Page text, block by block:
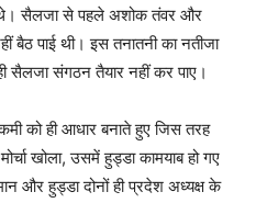
सैलजा से पहले अशोक तंवर और
बैठ पाई थी। इस तनातनी का नतीजा
संगठन तैयार नहीं कर पाए।
को ही आधार बनाते हुए जिस तरह
खोला, उसमें हुड्डा कामयाब हो गए
और हुड्डा दोनों ही प्रदेश अध्यक्ष के